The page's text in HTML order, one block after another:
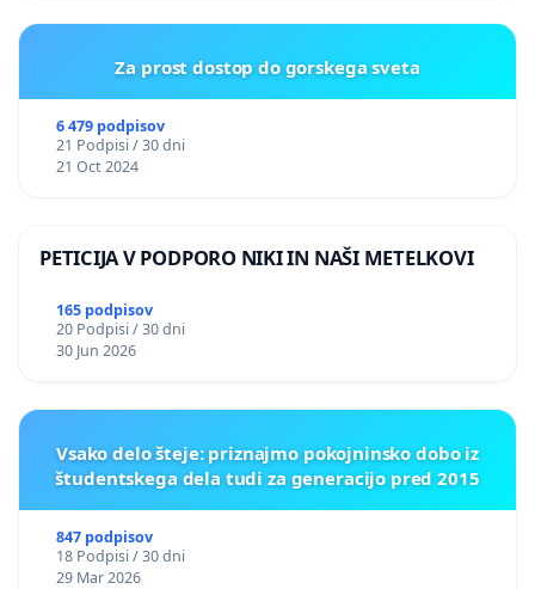
Za prost dostop do gorskega sveta
6 479 podpisov
21 Podpisi / 30 dni
21 Oct 2024
PETICIJA V PODPORO NIKI IN NAŠI METELKOVI
165 podpisov
20 Podpisi / 30 dni
30 Jun 2026
Vsako delo šteje: priznajmo pokojninsko dobo iz
študentskega dela tudi za generacijo pred 2015
847 podpisov
18 Podpisi / 30 dni
29 Mar 2026